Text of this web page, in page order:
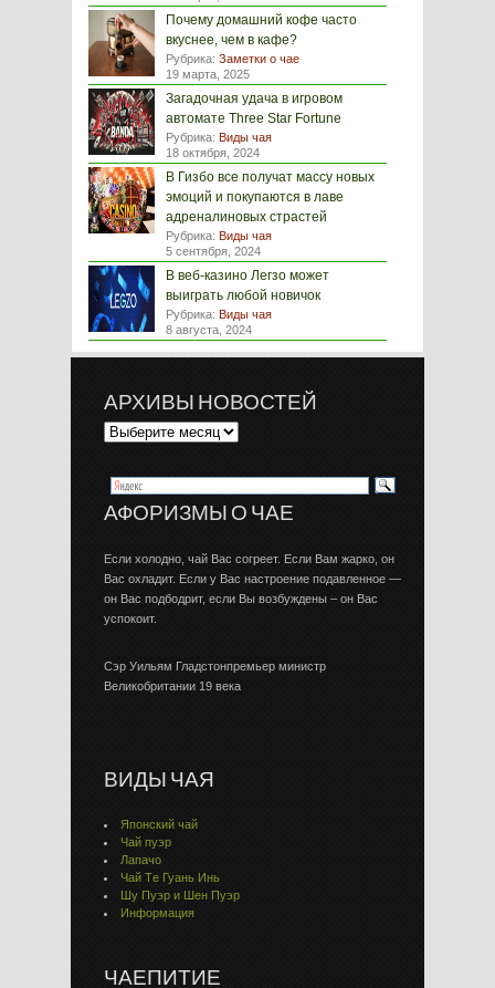
Почему домашний кофе часто
вкуснее, чем в кафе?
Рубрика: Заметки о чае
19 марта, 2025
Загадочная удача в игровом
автомате Three Star Fortune
Рубрика: Виды чая
18 октября, 2024
В Гизбо все получат массу новых
эмоций и покупаются в лаве
адреналиновых страстей
Рубрика: Виды чая
5 сентября, 2024
В веб-казино Легзо может
выиграть любой новичок
Рубрика: Виды чая
8 августа, 2024
АРХИВЫ НОВОСТЕЙ
АФОРИЗМЫ О ЧАЕ
Если холодно, чай Вас согреет. Если Вам жарко, он
Вас охладит. Если у Вас настроение подавленное —
он Вас подбодрит, если Вы возбуждены – он Вас
успокоит.
Сэр Уильям Гладстонпремьер министр
Великобритании 19 века
ВИДЫ ЧАЯ
Японский чай
Чай пуэр
Лапачо
Чай Тe Гуaнь Инь
Шу Пуэр и Шен Пуэр
Информация
ЧАЕПИТИЕ